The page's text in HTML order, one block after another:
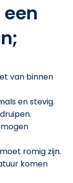
van binnen
en stevig.
romig zijn.
komen